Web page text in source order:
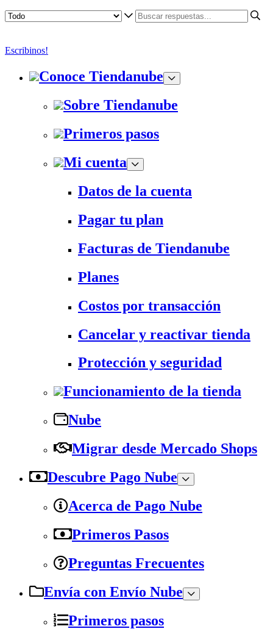
Escribinos!
Conoce Tiendanube
Sobre Tiendanube
Primeros pasos
Mi cuenta
Datos de la cuenta
Pagar tu plan
Facturas de Tiendanube
Planes
Costos por transacción
Cancelar y reactivar tienda
Protección y seguridad
Funcionamiento de la tienda
Nube
Migrar desde Mercado Shops
Descubre Pago Nube
Acerca de Pago Nube
Primeros Pasos
Preguntas Frecuentes
Envía con Envío Nube
Primeros pasos